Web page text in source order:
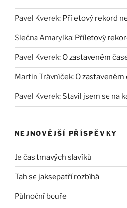
Pavel Kverek: Příletový rekord
Slečna Amarylka: Příletový
Pavel Kverek: O zastaveném
Martin Trávníček: O zastaveném
Pavel Kverek: Stavil jsem se na
NEJNOVĚJŠÍ PŘÍSPĚVKY
Je čas tmavých slavíků
Tah se jaksepatří rozbíhá
Půlnoční bouře